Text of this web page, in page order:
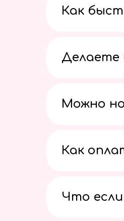
Как
Делаете
Можно
Как
Что